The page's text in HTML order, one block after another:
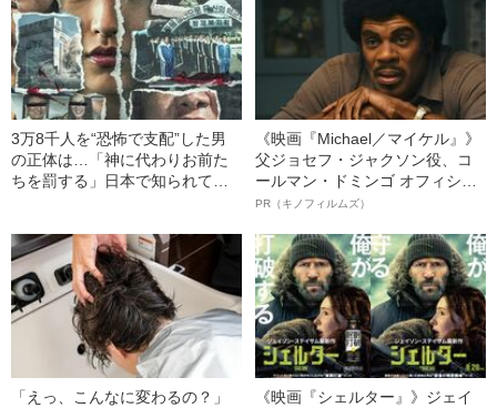
3万8千人を“恐怖で支配”した男
の正体は…「神に代わりお前た
ちを罰する」日本で知られてい
《映画『Michael／マイケル』》
父ジョセフ・ジャクソン役、コ
ールマン・ドミンゴ オフィシャ
ルインタビュー“観客を魅了した
語る”《日本興収70億円突破》
PR（キノフィルムズ）
「えっ、こんなに変わるの？」
《映画『シェルター』》ジェイ